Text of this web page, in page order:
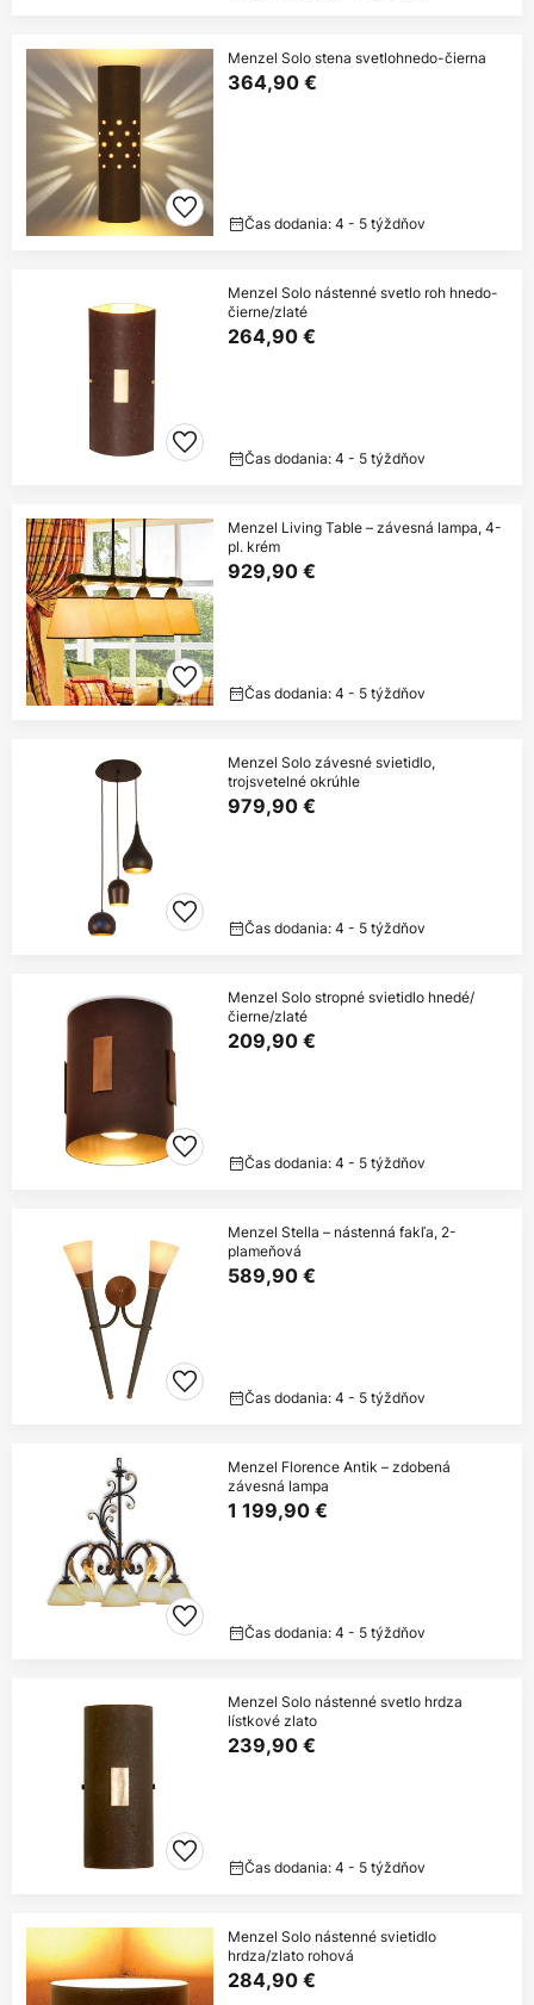
Menzel Solo stena svetlohnedo-čierna
364,90 €
Čas dodania: 4 - 5 týždňov
Menzel Solo nástenné svetlo roh hnedo-
čierne/zlaté
264,90 €
Čas dodania: 4 - 5 týždňov
Menzel Living Table – závesná lampa, 4-
pl. krém
929,90 €
Čas dodania: 4 - 5 týždňov
Menzel Solo závesné svietidlo,
trojsvetelné okrúhle
979,90 €
Čas dodania: 4 - 5 týždňov
Menzel Solo stropné svietidlo hnedé/
čierne/zlaté
209,90 €
Čas dodania: 4 - 5 týždňov
Menzel Stella – nástenná fakľa, 2-
plameňová
589,90 €
Čas dodania: 4 - 5 týždňov
Menzel Florence Antik – zdobená
závesná lampa
1 199,90 €
Čas dodania: 4 - 5 týždňov
Menzel Solo nástenné svetlo hrdza
lístkové zlato
239,90 €
Čas dodania: 4 - 5 týždňov
Menzel Solo nástenné svietidlo
hrdza/zlato rohová
284,90 €